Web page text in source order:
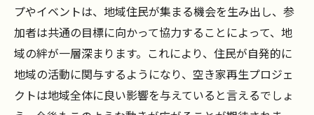
プやイベントは、地域住民が集まる機会を生み出し、参
加者は共通の目標に向かって協力することによって、地
域の絆が一層深まります。これにより、住民が自発的に
地域の活動に関与するようになり、空き家再生プロジェ
クトは地域全体に良い影響を与えていると言えるでしょ